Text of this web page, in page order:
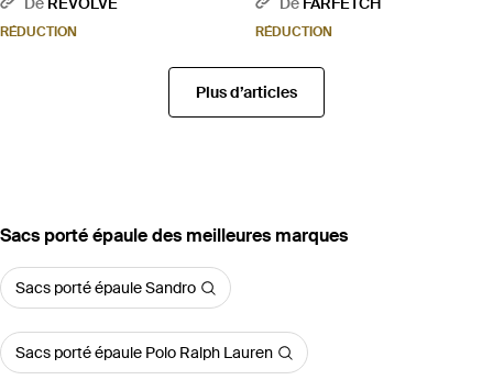
RÉDUCTION RÉDUCTION
Plus d’articles
‪Sacs porté épaule‬ des meilleures marques
Sacs porté épaule Sandro
Sacs porté épaule Polo Ralph Lauren